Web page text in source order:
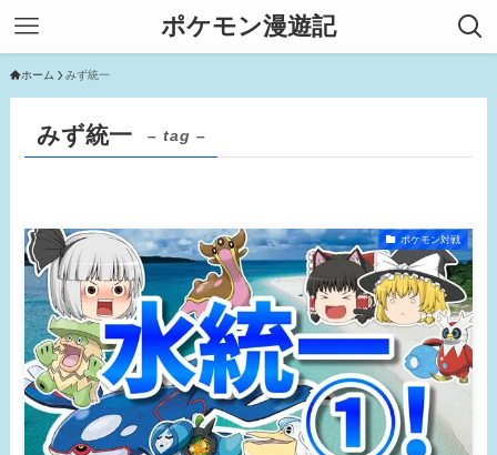
ポケモン漫遊記
ホーム みず統一
みず統一 – tag –
ポケモン対戦